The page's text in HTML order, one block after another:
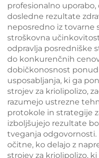
profesionalno
dosledne rezultate
neposredno iz tovarne
stroškovna
odpravlja posredniške
do konkurenčnih
dobičkonosnost
usposabljanja, ki ga
strojev za kriolipolizo,
razumejo ustrezne
protokole in strategije
izboljšujejo rezultate
tveganja
očitne, ko delajo z
strojev za kriolipolizo,